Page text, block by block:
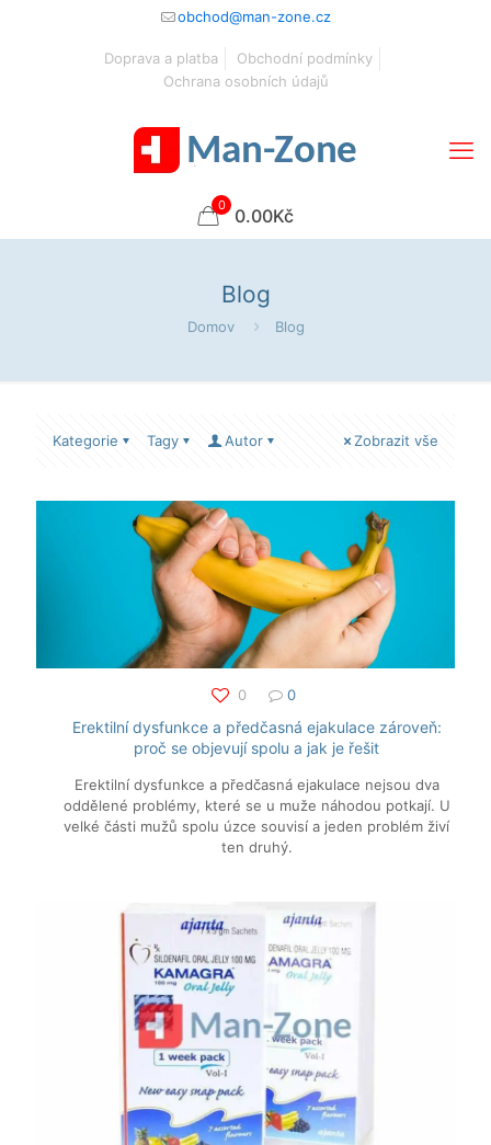
obchod@man-zone.cz
Doprava a platba
Obchodní podmínky
Ochrana osobních údajů
0 0.00Kč
Blog
Domov Blog
Kategorie Tagy Autor Zobrazit vše
0 0
Erektilní dysfunkce a předčasná ejakulace zároveň:
proč se objevují spolu a jak je řešit
Erektilní dysfunkce a předčasná ejakulace nejsou dva
oddělené problémy, které se u muže náhodou potkají. U
velké části mužů spolu úzce souvisí a jeden problém živí
ten druhý.